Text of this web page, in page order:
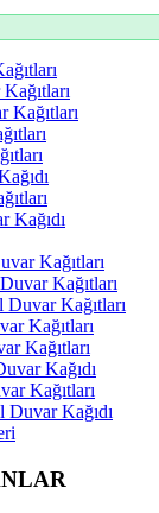
Kağıtları
Kağıdı
Kağıtları
Kağıtları
Kağıtları
Kağıtları
Kağıtları
Kağıdı
Kağıtları
Kağıdı